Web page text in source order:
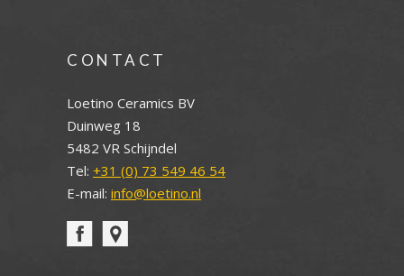
CONTACT
Loetino Ceramics BV
Duinweg 18
5482 VR Schijndel
Tel: +31 (0) 73 549 46 54
E-mail: info@loetino.nl